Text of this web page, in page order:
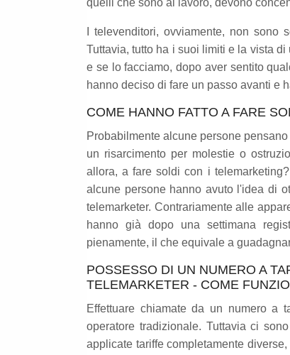
quelli che sono al lavoro, devono
I televenditori, ovviamente, non
Tuttavia, tutto ha i suoi limiti e la vista
e se lo facciamo, dopo aver sentito
hanno deciso di fare un passo avanti e
COME HANNO FATTO A FARE
Probabilmente alcune persone
un risarcimento per molestie o
allora, a fare soldi con i
alcune persone hanno avuto l'idea di
telemarketer. Contrariamente alle
hanno già dopo una settimana
pienamente, il che equivale a
POSSESSO DI UN NUMERO A
TELEMARKETER - COME
Effettuare chiamate da un numero a
operatore tradizionale. Tuttavia ci
applicate tariffe completamente